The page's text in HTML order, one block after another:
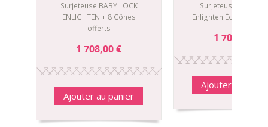
Surjeteuse BABY LOCK
ENLIGHTEN + 8 Cônes
offerts
1 708,00 €
Ajouter au panier
Surjeteuse Baby
Enlighten Édition
1 708,00 €
Ajouter au